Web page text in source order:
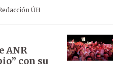
ÚH
ANR
con su